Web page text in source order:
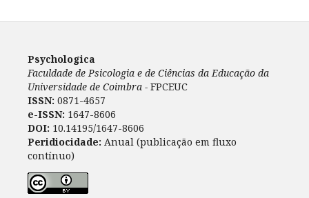
Psychologica
Faculdade de Psicologia e de Ciências da Educação da
Universidade de Coimbra - FPCEUC
ISSN: 0871-4657
e-ISSN: 1647-8606
DOI: 10.14195/1647-8606
Peridiocidade: Anual (publicação em fluxo
contínuo)